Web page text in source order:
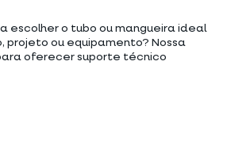
escolher o tubo ou mangueira ideal
projeto ou equipamento? Nossa
oferecer suporte técnico